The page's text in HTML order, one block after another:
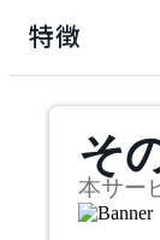
アダル
アコレ
検索
特徴
そ
本サー